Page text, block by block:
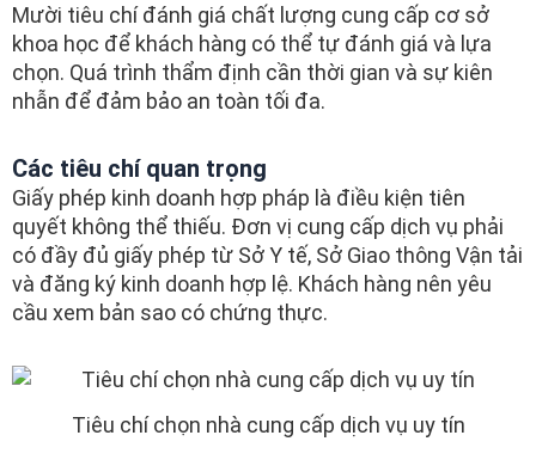
Mười tiêu chí đánh giá chất lượng cung cấp cơ sở
khoa học để khách hàng có thể tự đánh giá và lựa
chọn. Quá trình thẩm định cần thời gian và sự kiên
nhẫn để đảm bảo an toàn tối đa.
Các tiêu chí quan trọng
Giấy phép kinh doanh hợp pháp là điều kiện tiên
quyết không thể thiếu. Đơn vị cung cấp dịch vụ phải
có đầy đủ giấy phép từ Sở Y tế, Sở Giao thông Vận tải
và đăng ký kinh doanh hợp lệ. Khách hàng nên yêu
cầu xem bản sao có chứng thực.
Tiêu chí chọn nhà cung cấp dịch vụ uy tín